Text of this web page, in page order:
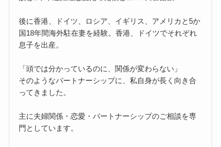
後に香港、ドイツ、ロシア、イギリス、アメリカと5か
国18年間海外駐在妻を経験。香港、ドイツでそれぞれ
息子を出産。
「頭では分かっているのに、関係が変わらない」
そのようなパートナーシップに、私自身が長く向き合
ってきました。
主に夫婦関係・恋愛・パートナーシップのご相談を専
門としています。